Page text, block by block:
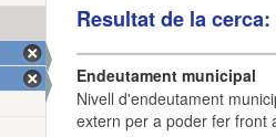
Resultat de la
Endeutament municipal
Nivell d'endeutament
extern per a poder fer front